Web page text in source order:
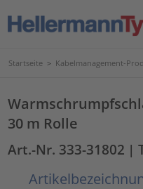
Startseite > Kabelmanagement-
30 m Rolle
Art.-Nr. 333-31802 |